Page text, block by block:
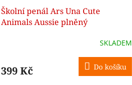
Školní penál Ars Una Cute
Animals Aussie plněný
SKLADEM
399 Kč Do košíku